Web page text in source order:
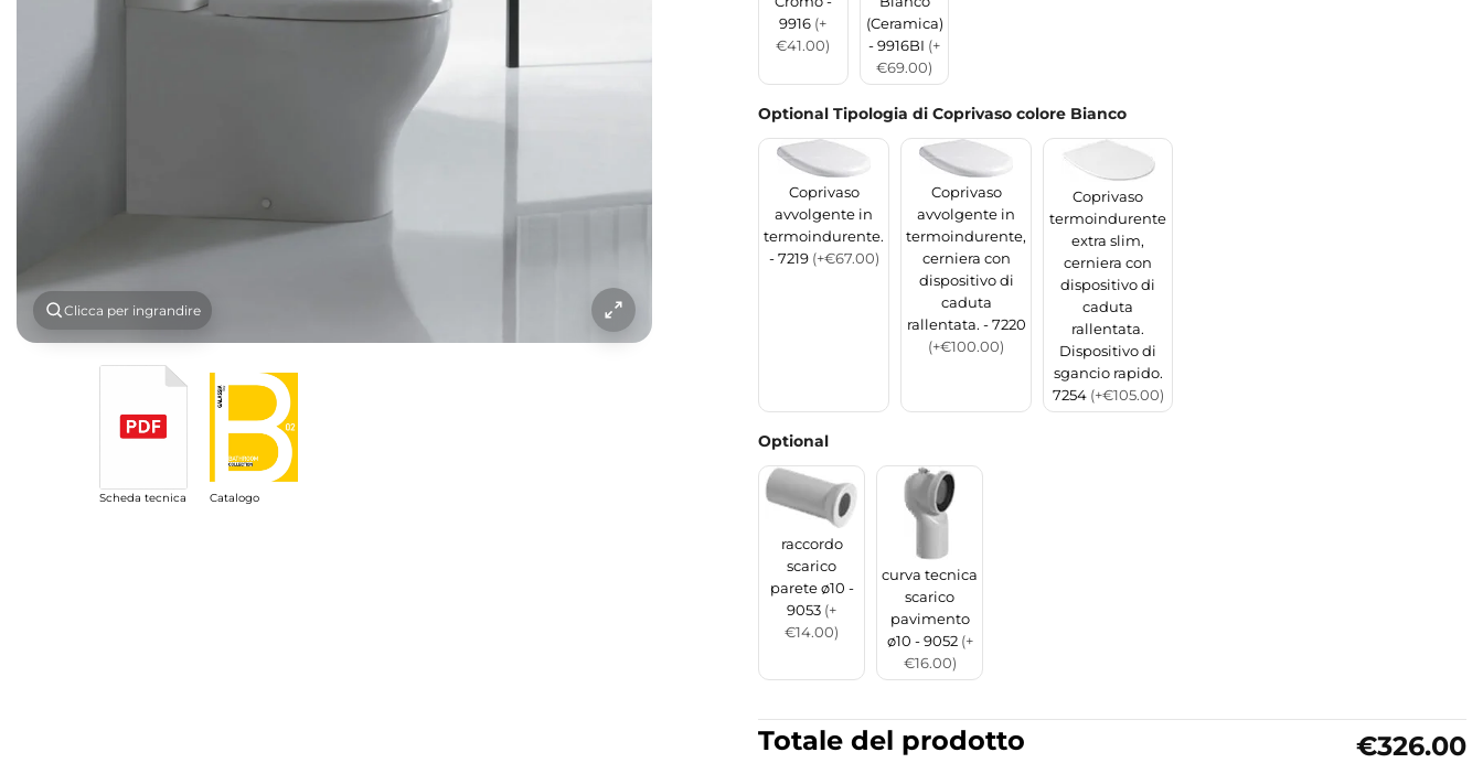
Clicca per ingrandire
Scheda tecnica Catalogo
9916 (+
€41.00)
(Ceramica)
- 9916BI (+
€69.00)
Optional Tipologia di Coprivaso colore Bianco
Coprivaso
avvolgente in
termoindurente.
- 7219 (+€67.00)
Coprivaso
avvolgente in
termoindurente,
cerniera con
dispositivo di
caduta
rallentata. - 7220
(+€100.00)
Coprivaso
termoindurente
extra slim,
cerniera con
dispositivo di
caduta
rallentata.
Dispositivo di
sgancio rapido.
7254 (+€105.00)
Optional
raccordo
scarico
parete ø10 -
9053 (+
€14.00)
curva tecnica
scarico
pavimento
ø10 - 9052 (+
€16.00)
Totale del prodotto
€326.00